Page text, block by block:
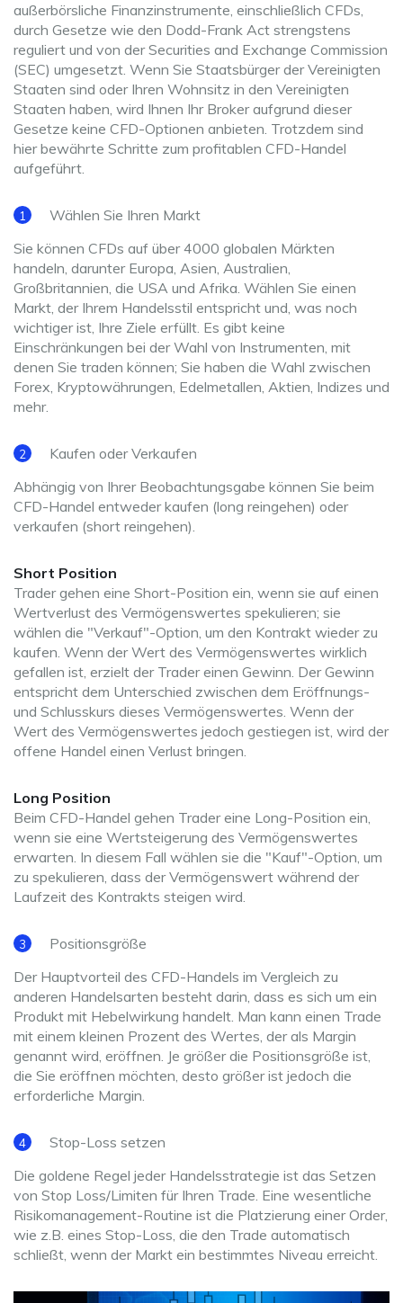
außerbörsliche Finanzinstrumente, einschließlich CFDs,
durch Gesetze wie den Dodd-Frank Act strengstens
reguliert und von der Securities and Exchange Commission
(SEC) umgesetzt. Wenn Sie Staatsbürger der Vereinigten
Staaten sind oder Ihren Wohnsitz in den Vereinigten
Staaten haben, wird Ihnen Ihr Broker aufgrund dieser
Gesetze keine CFD-Optionen anbieten. Trotzdem sind
hier bewährte Schritte zum profitablen CFD-Handel
aufgeführt.
Wählen Sie Ihren Markt
Sie können CFDs auf über 4000 globalen Märkten
handeln, darunter Europa, Asien, Australien,
Großbritannien, die USA und Afrika. Wählen Sie einen
Markt, der Ihrem Handelsstil entspricht und, was noch
wichtiger ist, Ihre Ziele erfüllt. Es gibt keine
Einschränkungen bei der Wahl von Instrumenten, mit
denen Sie traden können; Sie haben die Wahl zwischen
Forex, Kryptowährungen, Edelmetallen, Aktien, Indizes und
mehr.
Kaufen oder Verkaufen
Abhängig von Ihrer Beobachtungsgabe können Sie beim
CFD-Handel entweder kaufen (long reingehen) oder
verkaufen (short reingehen).
Short Position
Trader gehen eine Short-Position ein, wenn sie auf einen
Wertverlust des Vermögenswertes spekulieren; sie
wählen die "Verkauf"-Option, um den Kontrakt wieder zu
kaufen. Wenn der Wert des Vermögenswertes wirklich
gefallen ist, erzielt der Trader einen Gewinn. Der Gewinn
entspricht dem Unterschied zwischen dem Eröffnungs-
und Schlusskurs dieses Vermögenswertes. Wenn der
Wert des Vermögenswertes jedoch gestiegen ist, wird der
offene Handel einen Verlust bringen.
Long Position
Beim CFD-Handel gehen Trader eine Long-Position ein,
wenn sie eine Wertsteigerung des Vermögenswertes
erwarten. In diesem Fall wählen sie die "Kauf"-Option, um
zu spekulieren, dass der Vermögenswert während der
Laufzeit des Kontrakts steigen wird.
Positionsgröße
Der Hauptvorteil des CFD-Handels im Vergleich zu
anderen Handelsarten besteht darin, dass es sich um ein
Produkt mit Hebelwirkung handelt. Man kann einen Trade
mit einem kleinen Prozent des Wertes, der als Margin
genannt wird, eröffnen. Je größer die Positionsgröße ist,
die Sie eröffnen möchten, desto größer ist jedoch die
erforderliche Margin.
Stop-Loss setzen
Die goldene Regel jeder Handelsstrategie ist das Setzen
von Stop Loss/Limiten für Ihren Trade. Eine wesentliche
Risikomanagement-Routine ist die Platzierung einer Order,
wie z.B. eines Stop-Loss, die den Trade automatisch
schließt, wenn der Markt ein bestimmtes Niveau erreicht.